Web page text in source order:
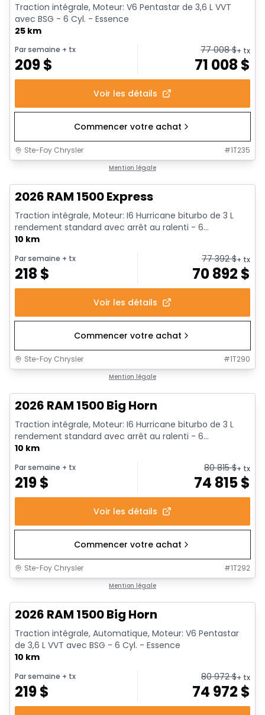
Traction intégrale, Moteur: V6 Pentastar de 3,6 L VVT
avec BSG - 6 Cyl. - Essence
25 km
Par semaine + tx
209$
77 008$+ tx
71 008 $
Voir les détails
Commencer votre achat
Ste-Foy Chrysler #1T235
Mention légale
2026 RAM 1500 Express
Traction intégrale, Moteur: I6 Hurricane biturbo de 3 L
rendement standard avec arrêt au ralenti - 6...
10 km
Par semaine + tx
218 $
77 392$+ tx
70 892 $
Voir les détails
Commencer votre achat
Ste-Foy Chrysler #1T290
Mention légale
2026 RAM 1500 Big Horn
Traction intégrale, Moteur: I6 Hurricane biturbo de 3 L
rendement standard avec arrêt au ralenti - 6...
10 km
Par semaine + tx
219$
80 815$+ tx
74 815$
Voir les détails
Commencer votre achat
Ste-Foy Chrysler #1T292
Mention légale
2026 RAM 1500 Big Horn
Traction intégrale, Automatique, Moteur: V6 Pentastar
de 3,6 L VVT avec BSG - 6 Cyl. - Essence
10 km
Par semaine + tx
219$
80 972$+ tx
74 972 $